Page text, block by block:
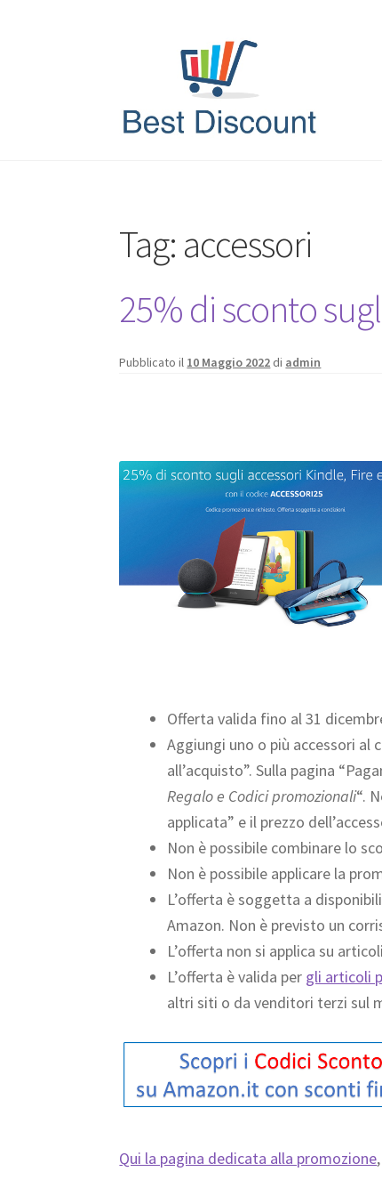
navigazione
Tag: accessori
25% di sconto
Pubblicato il 10 Maggio 2022 di admin
Offerta valida fino al 31
Aggiungi uno o più accessori al
all’acquisto”. Sulla pagina
Regalo e Codici promozionali“.
applicata” e il prezzo
Non è possibile combinare lo
Non è possibile applicare la
L’offerta è soggetta a
Amazon. Non è previsto un
L’offerta non si applica su
L’offerta è valida per gli articoli
altri siti o da venditori terzi sul
Qui la pagina dedicata alla promozione